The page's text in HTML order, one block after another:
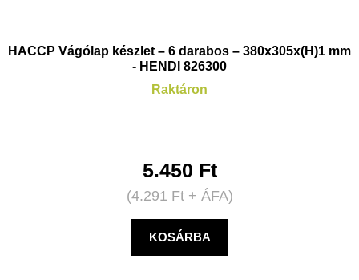
HACCP Vágólap készlet – 6 darabos – 380x305x(H)1 mm
- HENDI 826300
Raktáron
5.450 Ft
(4.291 Ft+ ÁFA)
KOSÁRBA